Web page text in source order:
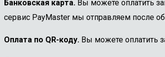
Банковская карта. Вы можете оплатить
сервис PayMaster мы отправляем после
Оплата по QR-коду. Вы можете оплатить